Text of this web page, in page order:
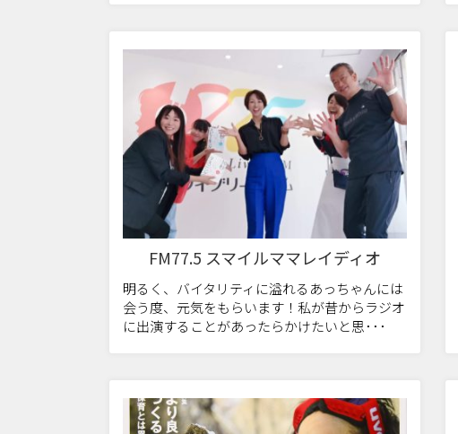
FM77.5 スマイルママレイディオ
明るく、バイタリティに溢れるあっちゃんには
会う度、元気をもらいます！私が昔からラジオ
に出演することがあったらかけたいと思･･･